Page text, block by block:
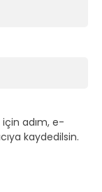
için adım, e-
kaydedilsin.